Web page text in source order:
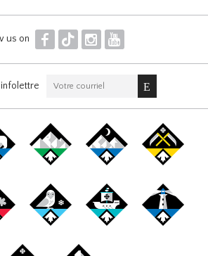
us on F T I Y